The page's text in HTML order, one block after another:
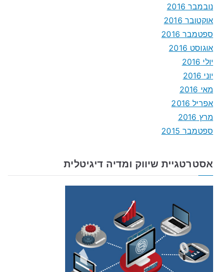
נובמבר 2016
אוקטובר 2016
ספטמבר 2016
אוגוסט 2016
יולי 2016
יוני 2016
מאי 2016
אפריל 2016
מרץ 2016
ספטמבר 2015
אסטרטגיית שיווק ומדיה דיגיטלית